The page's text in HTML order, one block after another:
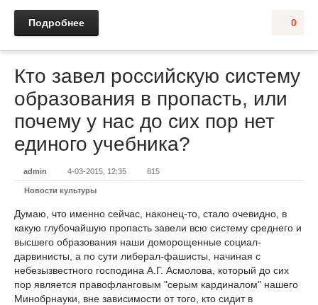
0
Подробнее
Кто завел российскую систему
образования в пропасть, или
почему у нас до сих пор нет
единого учебника?
admin 4-03-2015, 12:35 815
Новости культуры
Думаю, что именно сейчас, наконец-то, стало очевидно, в
какую глубочайшую пропасть завели всю систему среднего и
высшего образования наши доморощенные социал-
дарвинисты, а по сути либерал-фашисты, начиная с
небезызвестного господина А.Г. Асмолова, который до сих
пор является правофланговым "серым кардиналом" нашего
Минобрнауки, вне зависимости от того, кто сидит в